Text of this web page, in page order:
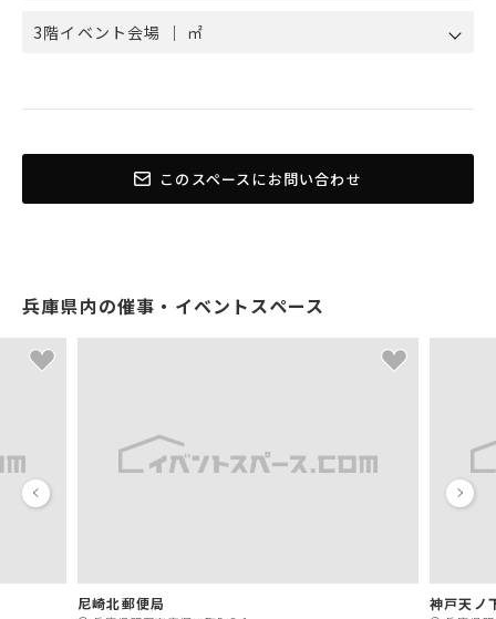
3階イベント会場 ｜ ㎡
このスペースにお問い合わせ
兵庫県内の催事・イベントスペース
尼崎北郵便局 神戸天ノ